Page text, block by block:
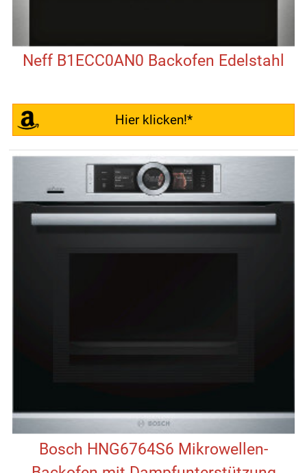
Neff B1ECC0AN0 Backofen Edelstahl
Hier klicken!*
Bosch HNG6764S6 Mikrowellen-